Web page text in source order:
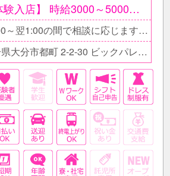
【体験入店】 時給3000～5000円 随時受付中〔複数回可能〕 ●条件が合えば面接当日もOK ○面接後、そのまま体験入店もOK ●給与はその日に全額現金支給 ○最大1週間可能 【在籍後】 時給1800円～3500円＋各種手当 ≪しっかり稼ぎたいフリーターのAさん≫ 時給3500円×1日5h×週5日〔月20日〕 ＝月収35万円+各種バック
20:00～翌1:00の間で相談に応じます。 ■無理な残業をお願いする事はありません。 □家庭の用事等で出勤・退勤時間を変えたい場合はお気軽にご相談下さい♪
大分県大分市都町 2-2-30 ビックパレスビル2F